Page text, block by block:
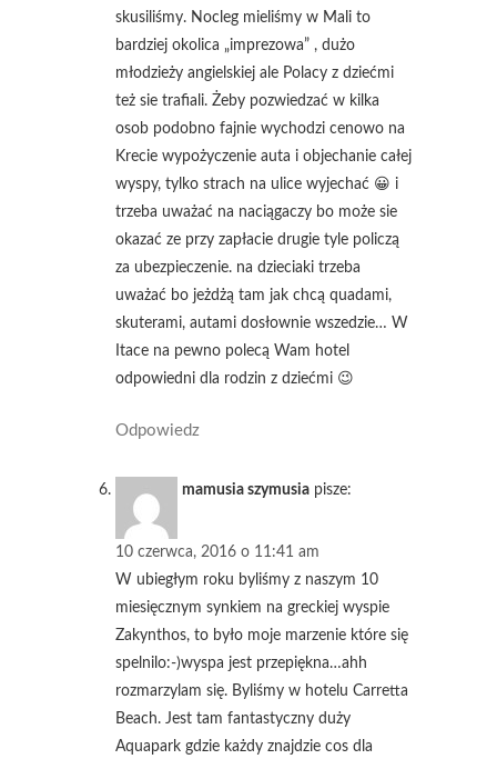
skusiliśmy. Nocleg mieliśmy w Mali to
bardziej okolica „imprezowa” , dużo
młodzieży angielskiej ale Polacy z dziećmi
też sie trafiali. Żeby pozwiedzać w kilka
osob podobno fajnie wychodzi cenowo na
Krecie wypożyczenie auta i objechanie całej
wyspy, tylko strach na ulice wyjechać 😀 i
trzeba uważać na naciągaczy bo może sie
okazać ze przy zapłacie drugie tyle policzą
za ubezpieczenie. na dzieciaki trzeba
uważać bo jeżdżą tam jak chcą quadami,
skuterami, autami dosłownie wszedzie… W
Itace na pewno polecą Wam hotel
odpowiedni dla rodzin z dziećmi 😉
Odpowiedz
mamusia szymusia pisze:
10 czerwca, 2016 o 11:41 am
W ubiegłym roku byliśmy z naszym 10
miesięcznym synkiem na greckiej wyspie
Zakynthos, to było moje marzenie które się
spelnilo:-)wyspa jest przepiękna…ahh
rozmarzylam się. Byliśmy w hotelu Carretta
Beach. Jest tam fantastyczny duży
Aquapark gdzie każdy znajdzie cos dla